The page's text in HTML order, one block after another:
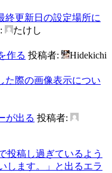
終更新日の設定場所に
たけし
作る 投稿者:
Hidekichi
た際の画像表示につい
が出る 投稿者:
投稿し過ぎているよう
します。」と出るエラ